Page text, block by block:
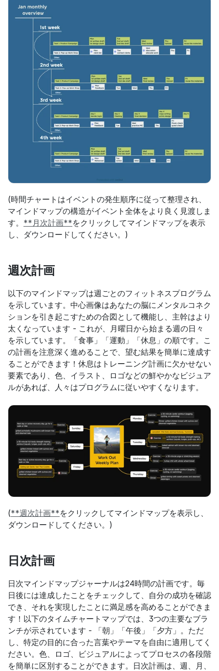
(時間チャートはイベントの発生順序に従って整理され、
マインドマップの構造がイベント全体をより良く見渡しま
す。 **月次計画**をクリックしてマインドマップを表示
し、ダウンロードしてください。)
週次計画
以下のマインドマップは週ごとのフィットネスプログラム
を示しています。中心画像はあなたの脳にメンタルコネク
ションを引き起こすための合図として機能し、主幹はより
太くなっています - これが、月曜日から始まる週の日々
を示しています。「食事」「運動」「休息」の順です。こ
の計画を注意深く進めることで、望む結果を簡単に達成す
ることができます！休息はトレーニング計画に欠かせない
要素であり、色、イラスト、ロゴなどの鮮やかなビジュア
ルがあれば、人々はプログラムに従いやすくなります。
(**週次計画**をクリックしてマインドマップを表示し、
ダウンロードしてください。)
日次計画
日次マインドマップジャーナルは24時間の計画です。毎
日後には達成したことをチェックして、自分の成功を確認
でき、それを実現したことに満足感を高めることができま
す！以下のタイムチャートマップでは、3つの主要なブラ
ンチが示されています - 「朝」「午後」「夕方」。ただ
し、特定の目的に合った言葉やテーマを自由に適用してく
ださい。色、ロゴ、ビジュアルによってプロセスの各段階
を簡単に区別することができます。日次計画は、週、月、